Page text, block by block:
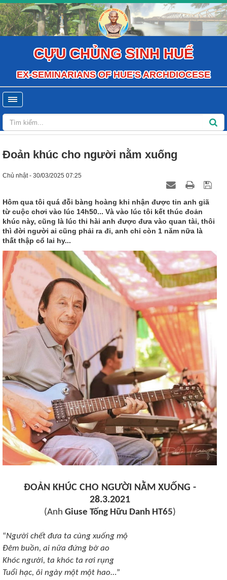
CỰU CHỦNG SINH HUẾ
EX-SEMINARIANS OF HUE'S ARCHDIOCESE
Đoản khúc cho người nằm xuống
Chủ nhật - 30/03/2025 07:25
Hôm qua tôi quá đỗi bàng hoàng khi nhận được tin anh giã
từ cuộc chơi vào lúc 14h50... Và vào lúc tôi kết thúc đoản
khúc này, cũng là lúc thi hài anh được đưa vào quan tài, thôi
thì đời người ai cũng phải ra đi, anh chỉ còn 1 năm nữa là
thất thập cổ lai hy...
ĐOẢN KHÚC CHO NGƯỜI NẰM XUỐNG -
28.3.2021
(Anh Giuse Tống Hữu Danh HT65)
“Người chết đưa ta cùng xuống mộ
Đêm buồn, ai nữa đứng bờ ao
Khóc người, ta khóc ta rơi rụng
Tuổi hạc, ôi ngày một một hao…”